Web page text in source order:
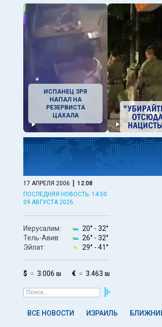
ИСПАНЕЦ ЗРЯ
НАПАЛ НА
РЕЗЕРВИСТА
ЦАХАЛА
17 АПРЕЛЯ 2006 | 12:08
ПОСЛЕДНЯЯ НОВОСТЬ: 14:50
09 АВГУСТА 2026
Иерусалим: 20° - 32°
Тель-Авив:
26° - 32°
Эйлат:
29° - 41°
$ 3.006 ₪ € 3.463 ₪
ВСЕ НОВОСТИ ИЗРАИЛЬ